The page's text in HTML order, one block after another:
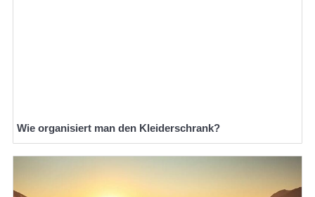
Wie organisiert man den Kleiderschrank?